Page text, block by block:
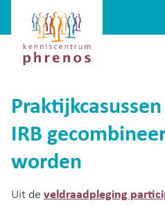
Kenniscentrum
Phrenos
website
IRB
worden
Uit de veldraadpleging